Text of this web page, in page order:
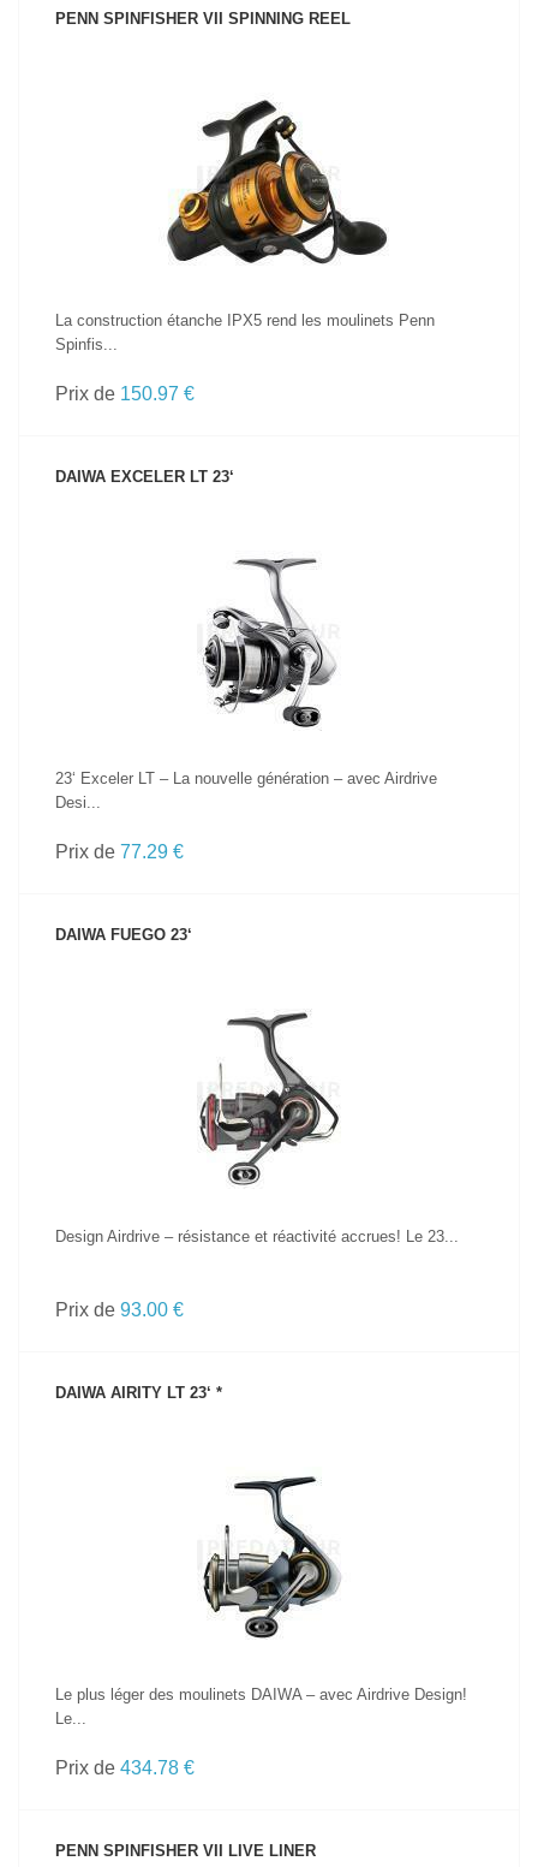
PENN SPINFISHER VII SPINNING REEL
VOIR LE PRODUIT
La construction étanche IPX5 rend les moulinets Penn
Spinfis...
Prix de 150.97 €
DAIWA EXCELER LT 23‘
VOIR LE PRODUIT
23‘ Exceler LT – La nouvelle génération – avec Airdrive
Desi...
Prix de 77.29 €
DAIWA FUEGO 23‘
VOIR LE PRODUIT
Design Airdrive – résistance et réactivité accrues! Le 23...
Prix de 93.00 €
DAIWA AIRITY LT 23‘ *
VOIR LE PRODUIT
Le plus léger des moulinets DAIWA – avec Airdrive Design!
Le...
Prix de 434.78 €
PENN SPINFISHER VII LIVE LINER